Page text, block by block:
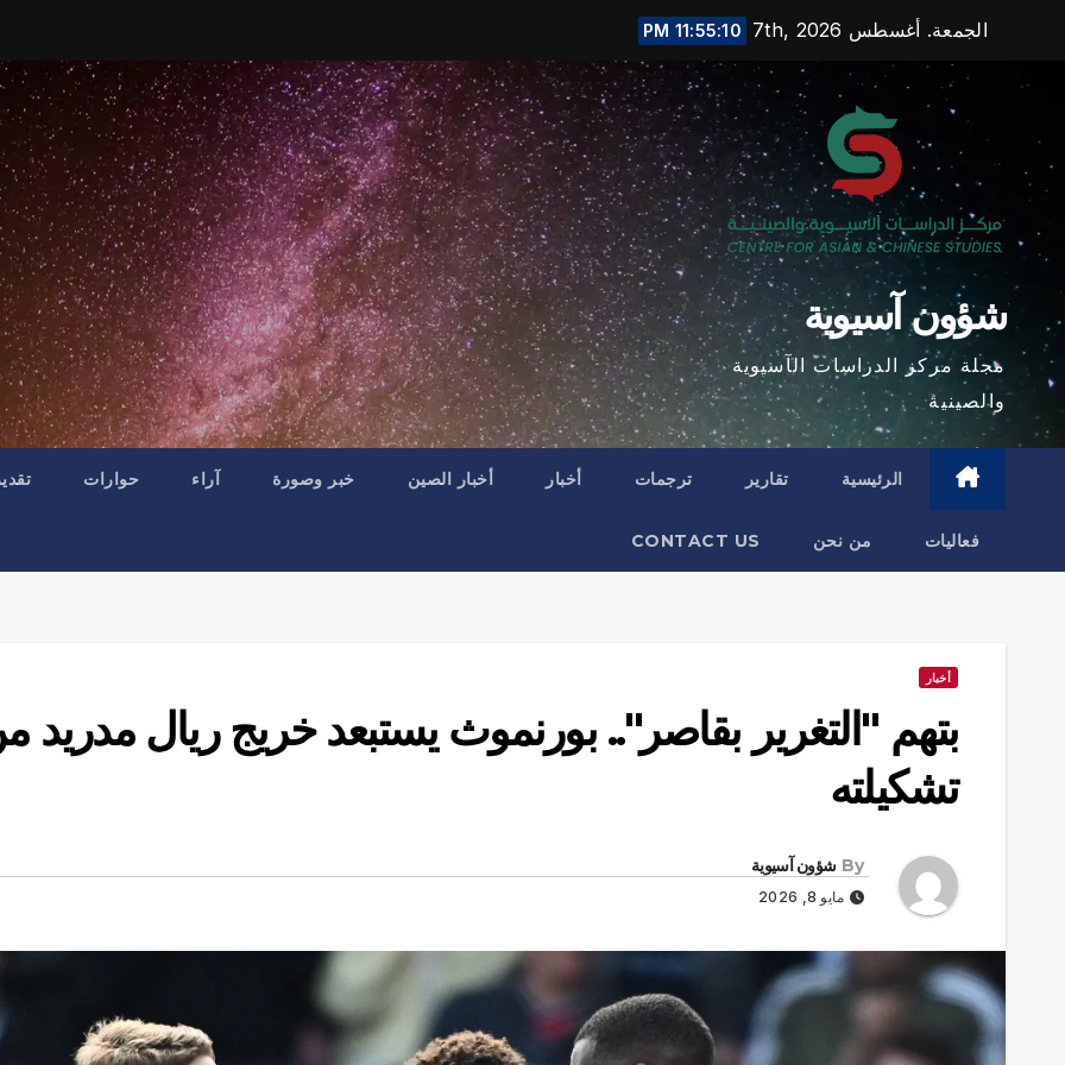
content
الجمعة. أغسطس 7th, 2026 11:55:12 PM
شؤون آسيوية
مجلة مركز الدراسات الآسيوية
والصينية
الرئيسية تقارير ترجمات أخبار أخبار الصين خبر وصورة آراء حوارات
فعاليات من نحن CONTACT US
أخبار
بتهم "التغرير بقاصر".. بورنموث يستبعد خريج ريال مدريد
تشكيلته
By شؤون آسيوية
مايو 8, 2026